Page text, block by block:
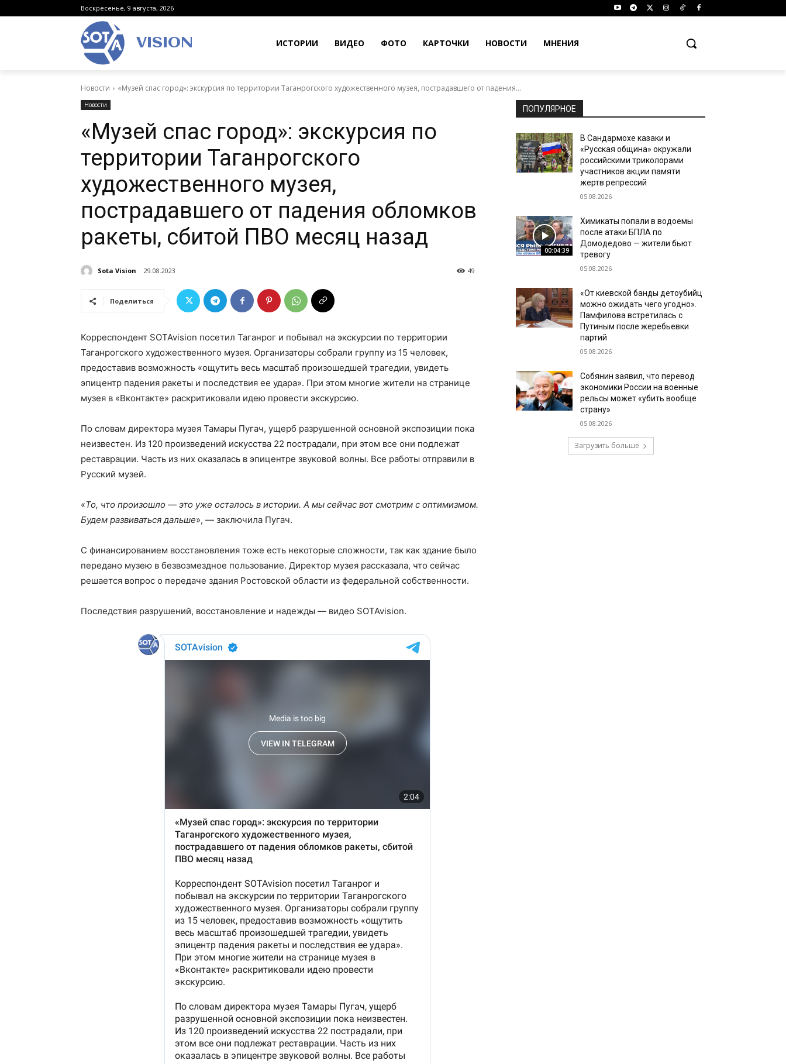
Воскресенье, 9 августа, 2026
VISION ИСТОРИИ ВИДЕО ФОТО КАРТОЧКИ НОВОСТИ МНЕНИЯ
Новости «Музей спас город»: экскурсия по территории Таганрогского художественного музея, пострадавшего от падения...
Новости
«Музей спас город»: экскурсия по
территории Таганрогского
художественного музея,
пострадавшего от падения обломков
ракеты, сбитой ПВО месяц назад
Sota Vision 29.08.2023 49
Поделиться
Корреспондент SOTAvision посетил Таганрог и побывал на экскурсии по территории
Таганрогского художественного музея. Организаторы собрали группу из 15 человек,
предоставив возможность «ощутить весь масштаб произошедшей трагедии, увидеть
эпицентр падения ракеты и последствия ее удара». При этом многие жители на странице
музея в «Вконтакте» раскритиковали идею провести экскурсию.
По словам директора музея Тамары Пугач, ущерб разрушенной основной экспозиции пока
неизвестен. Из 120 произведений искусства 22 пострадали, при этом все они подлежат
реставрации. Часть из них оказалась в эпицентре звуковой волны. Все работы отправили в
Русский музей.
«То, что произошло — это уже осталось в истории. А мы сейчас вот смотрим с оптимизмом.
Будем развиваться дальше», — заключила Пугач.
С финансированием восстановления тоже есть некоторые сложности, так как здание было
передано музею в безвозмездное пользование. Директор музея рассказала, что сейчас
решается вопрос о передаче здания Ростовской области из федеральной собственности.
Последствия разрушений, восстановление и надежды — видео SOTAvision.
ПОПУЛЯРНОЕ
В Сандармохе казаки и
«Русская община» окружали
российскими триколорами
участников акции памяти
жертв репрессий
05.08.2026
00:04:39
Химикаты попали в водоемы
после атаки БПЛА по
Домодедово — жители бьют
тревогу
05.08.2026
«От киевской банды детоубийц
можно ожидать чего угодно».
Памфилова встретилась с
Путиным после жеребьевки
партий
05.08.2026
Собянин заявил, что перевод
экономики России на военные
рельсы может «убить вообще
страну»
05.08.2026
Загрузить больше